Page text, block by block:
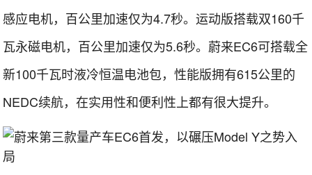
感应电机，百公里加速仅为4.7秒。运动版搭载双160千
瓦永磁电机，百公里加速仅为5.6秒。蔚来EC6可搭载全
新100千瓦时液冷恒温电池包，性能版拥有615公里的
NEDC续航，在实用性和便利性上都有很大提升。